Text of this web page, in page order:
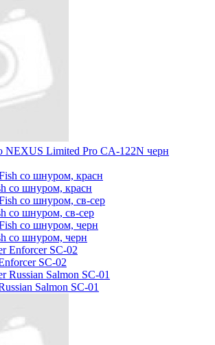
NEXUS Limited Pro CA-122N черн
со шнуром, красн
со шнуром, св-сер
со шнуром, черн
SC-02
Salmon SC-01